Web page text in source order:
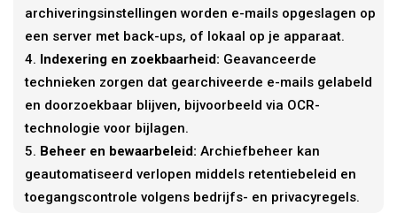
archiveringsinstellingen worden e-mails opgeslagen op
een server met back-ups, of lokaal op je apparaat.
Indexering en zoekbaarheid: Geavanceerde
technieken zorgen dat gearchiveerde e-mails gelabeld
en doorzoekbaar blijven, bijvoorbeeld via OCR-
technologie voor bijlagen.
Beheer en bewaarbeleid: Archiefbeheer kan
geautomatiseerd verlopen middels retentiebeleid en
toegangscontrole volgens bedrijfs- en privacyregels.